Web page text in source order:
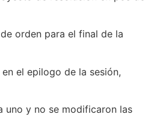
orden para el final de la
el epilogo de la sesión,
uno y no se modificaron las